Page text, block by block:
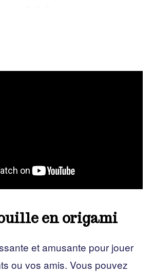
en origami
et amusante pour jouer
ou vos amis. Vous pouvez